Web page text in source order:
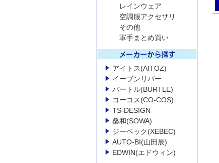
レインウェア
空調服アクセサリ
その他
軍手まとめ買い
アイトス(AITOZ)
イーブンリバー
バートル(BURTLE)
コーコス(CO-COS)
TS-DESIGN
桑和(SOWA)
ジーベック(XEBEC)
AUTO-BI(山田辰)
EDWIN(エドウィン)